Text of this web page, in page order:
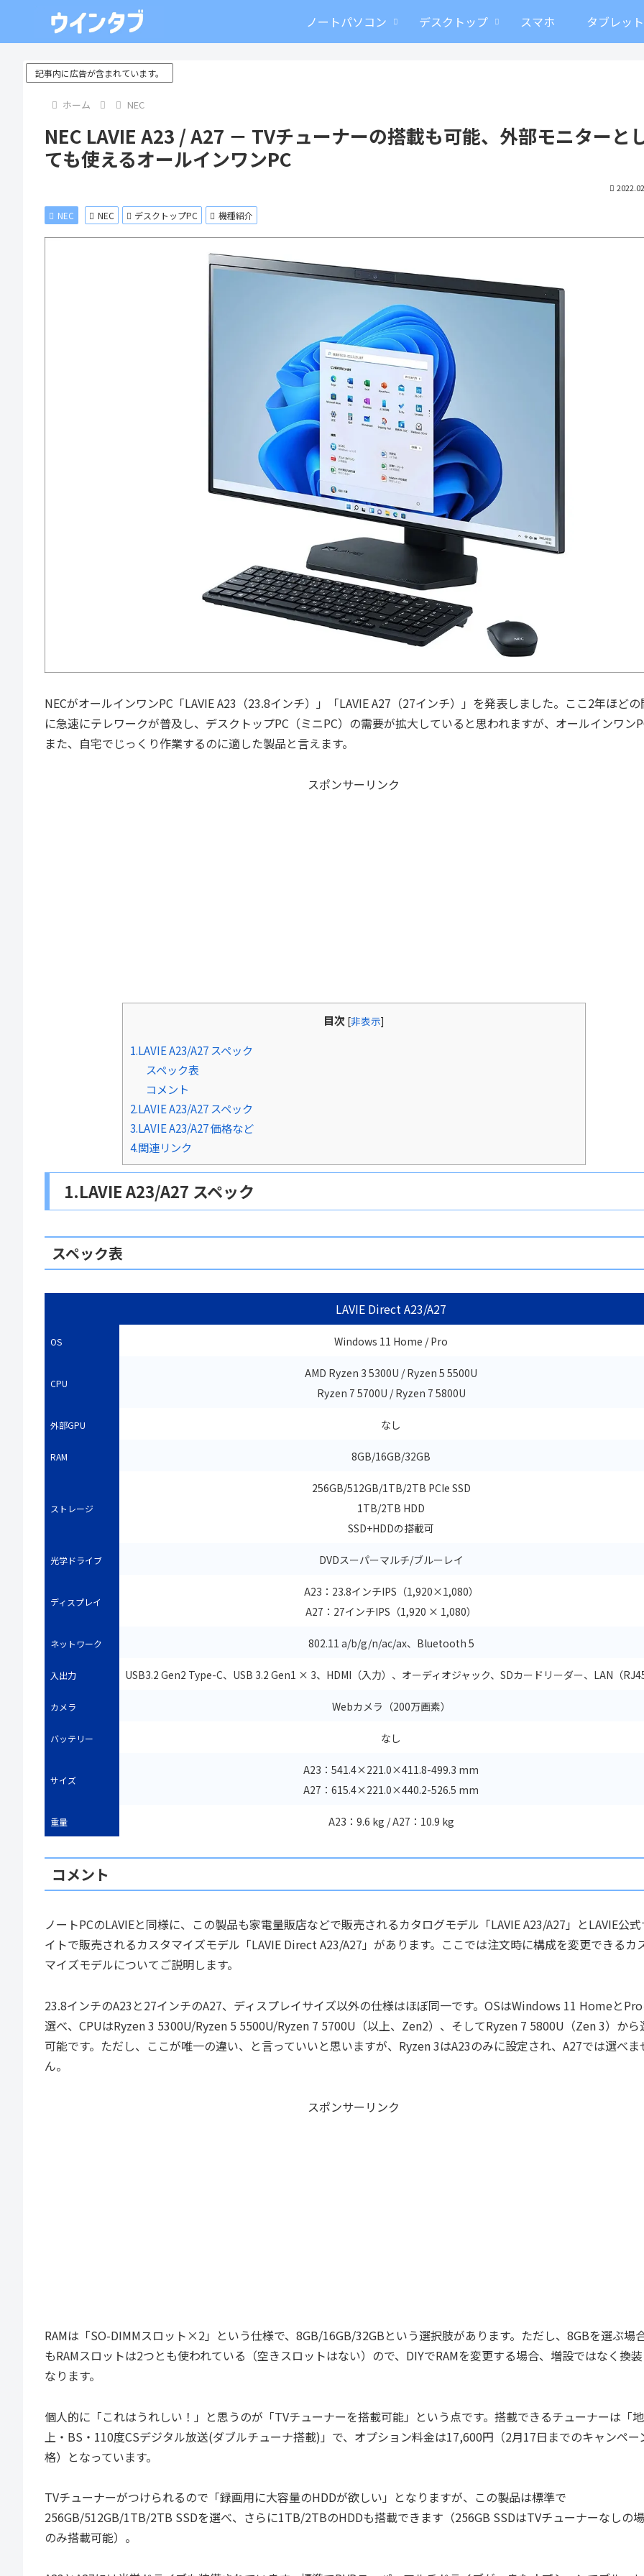
ノートパソコン デスクトップ スマホ タブレット
記事内に広告が含まれています。
ホーム NEC
NEC LAVIE A23 / A27 － TVチューナーの搭載も可能、外部モニターと
ても使えるオールインワンPC
NEC NEC デスクトップPC 機種紹介
NECがオールインワンPC「LAVIE A23（23.8インチ）」「LAVIE A27（27インチ）」を発表しました。ここ2年ほどの
に急速にテレワークが普及し、デスクトップPC（ミニPC）の需要が拡大していると思われますが、オールインワン
また、自宅でじっくり作業するのに適した製品と言えます。
スポンサーリンク
目次 [非表示]
1.LAVIE A23/A27 スペック
スペック表
コメント
2.LAVIE A23/A27 スペック
3.LAVIE A23/A27 価格など
4.関連リンク
1.LAVIE A23/A27 スペック
スペック表
LAVIE Direct A23/A27
OS Windows 11 Home / Pro
CPU
AMD Ryzen 3 5300U / Ryzen 5 5500U
Ryzen 7 5700U / Ryzen 7 5800U
外部GPU なし
RAM 8GB/16GB/32GB
ストレージ
256GB/512GB/1TB/2TB PCIe SSD
1TB/2TB HDD
SSD+HDDの搭載可
光学ドライブ DVDスーパーマルチ/ブルーレイ
ディスプレイ
A23：23.8インチIPS（1,920×1,080）
A27：27インチIPS（1,920 × 1,080）
ネットワーク 802.11 a/b/g/n/ac/ax、Bluetooth 5
入出力 USB3.2 Gen2 Type-C、USB 3.2 Gen1 × 3、HDMI（入力）、オーディオジャック、SDカードリーダー、LAN（
カメラ Webカメラ（200万画素）
バッテリー なし
サイズ
A23：541.4×221.0×411.8-499.3 mm
A27：615.4×221.0×440.2-526.5 mm
重量 A23：9.6 kg / A27：10.9 kg
コメント
ノートPCのLAVIEと同様に、この製品も家電量販店などで販売されるカタログモデル「LAVIE A23/A27」とLAVIE公
イトで販売されるカスタマイズモデル「LAVIE Direct A23/A27」があります。ここでは注文時に構成を変更できるカ
マイズモデルについてご説明します。
23.8インチのA23と27インチのA27、ディスプレイサイズ以外の仕様はほぼ同一です。OSはWindows 11 Homeと
選べ、CPUはRyzen 3 5300U/Ryzen 5 5500U/Ryzen 7 5700U（以上、Zen2）、そしてRyzen 7 5800U（Zen 3）から
可能です。ただし、ここが唯一の違い、と言っていいと思いますが、Ryzen 3はA23のみに設定され、A27では選べま
ん。
スポンサーリンク
RAMは「SO-DIMMスロット×2」という仕様で、8GB/16GB/32GBという選択肢があります。ただし、8GBを選ぶ場
もRAMスロットは2つとも使われている（空きスロットはない）ので、DIYでRAMを変更する場合、増設ではなく換
なります。
個人的に「これはうれしい！」と思うのが「TVチューナーを搭載可能」という点です。搭載できるチューナーは「地
上・BS・110度CSデジタル放送(ダブルチューナ搭載)」で、オプション料金は17,600円（2月17日までのキャンペー
格）となっています。
TVチューナーがつけられるので「録画用に大容量のHDDが欲しい」となりますが、この製品は標準で
256GB/512GB/1TB/2TB SSDを選べ、さらに1TB/2TBのHDDも搭載できます（256GB SSDはTVチューナーなしの
のみ搭載可能）。